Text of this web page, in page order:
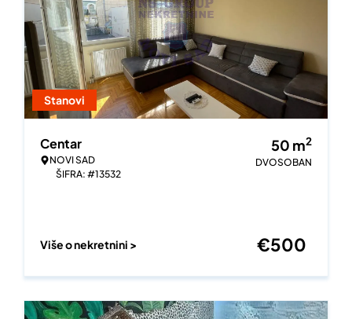
Stanovi
Centar
NOVI SAD
ŠIFRA: #13532
50 m2
DVOSOBAN
Više o nekretnini > €500